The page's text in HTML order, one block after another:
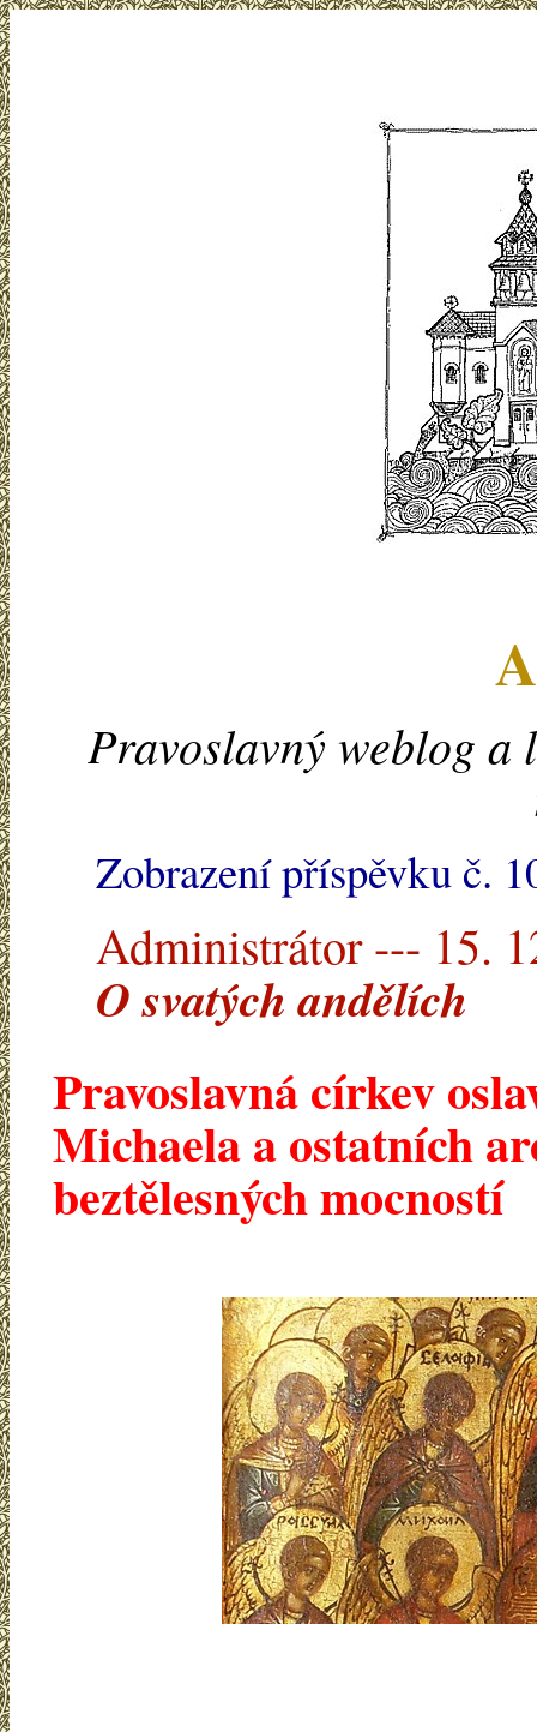
Pravoslavný weblog a
Zobrazení příspěvku č.
Administrátor --- 15.
O svatých andělích
Pravoslavná církev
Michaela a ostatních
beztělesných mocností